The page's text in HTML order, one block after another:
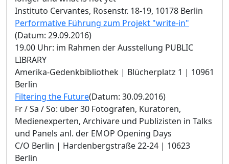
Instituto Cervantes, Rosenstr. 18-19, 10178 Berlin
Performative Führung zum Projekt "write-in"
(Datum: 29.09.2016)
19.00 Uhr: im Rahmen der Ausstellung PUBLIC
LIBRARY
Amerika-Gedenkbibliothek | Blücherplatz 1 | 10961
Berlin
Filtering the Future(Datum: 30.09.2016)
Fr / Sa / So: über 30 Fotografen, Kuratoren,
Medienexperten, Archivare und Publizisten in Talks
und Panels anl. der EMOP Opening Days
C/O Berlin | Hardenbergstraße 22-24 | 10623
Berlin